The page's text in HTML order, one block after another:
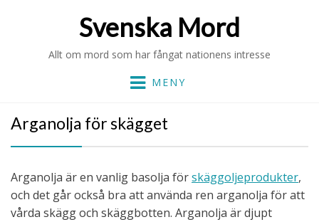
Svenska Mord
Allt om mord som har fångat nationens intresse
MENY
Arganolja för skägget
Arganolja är en vanlig basolja förskäggoljeprodukter,
och det går också bra att använda ren arganolja för att
vårda skägg och skäggbotten. Arganolja är djupt